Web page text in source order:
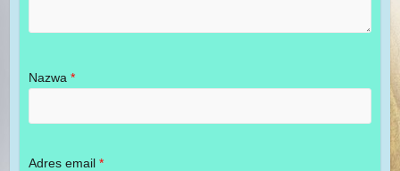
Nazwa *
Adres email *